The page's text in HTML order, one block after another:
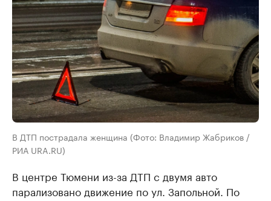
В ДТП пострадала женщина (Фото: Владимир Жабриков /
РИА URA.RU)
В центре Тюмени из-за ДТП с двумя авто
парализовано движение по ул. Запольной. По